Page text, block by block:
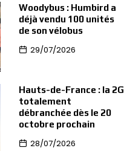
Woodybus : Humbird a
déjà vendu 100 unités
de son vélobus
29/07/2026
Hauts-de-France : la 2G
totalement
débranchée dès le 20
octobre prochain
28/07/2026